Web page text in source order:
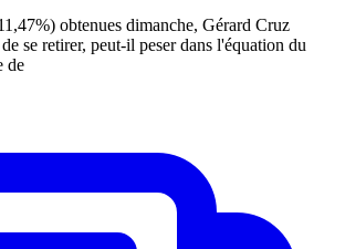
obtenues dimanche, Gérard Cruz
se retirer, peut-il peser dans l'équation du
de